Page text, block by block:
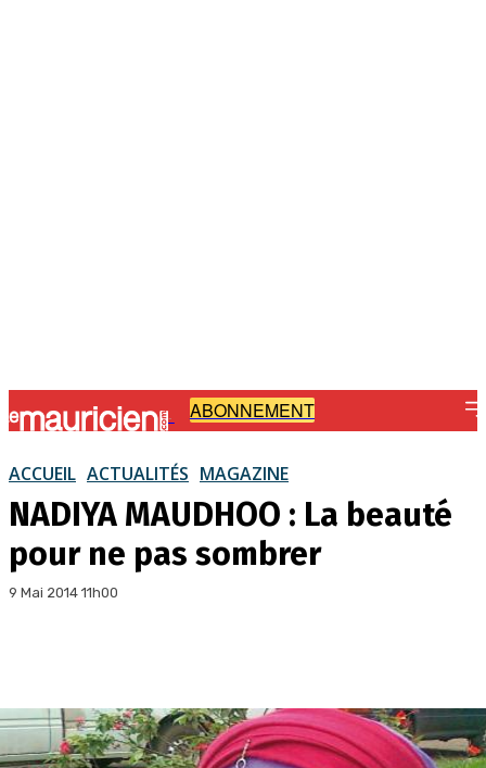
- ABONNEMENT
ACCUEIL ACTUALITÉS MAGAZINE
NADIYA MAUDHOO : La beauté
pour ne pas sombrer
9 Mai 2014 11h00